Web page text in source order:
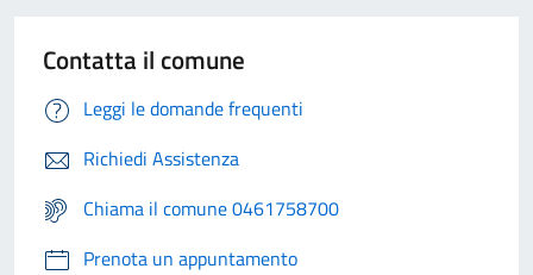
Contatta il comune
Leggi le domande frequenti
Richiedi Assistenza
Chiama il comune 0461758700
Prenota un appuntamento